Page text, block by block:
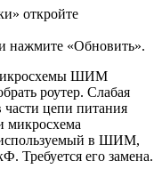
откройте
нажмите «Обновить».
ШИМ
роутер. Слабая
части цепи питания
микросхема
используемый в ШИМ,
Требуется его замена.